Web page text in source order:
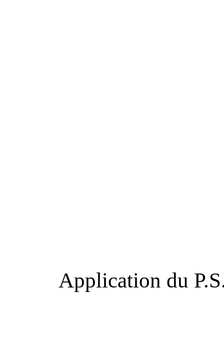
Application du